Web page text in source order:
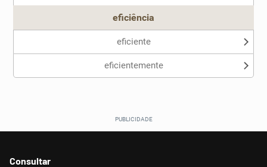
eficiência
eficiente
eficientemente
Consultar